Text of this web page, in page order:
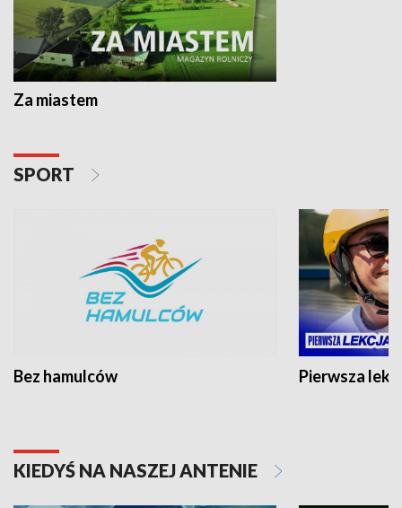
Za miastem
SPORT
Bez hamulców Pierwsza
KIEDYŚ NA NASZEJ ANTENIE